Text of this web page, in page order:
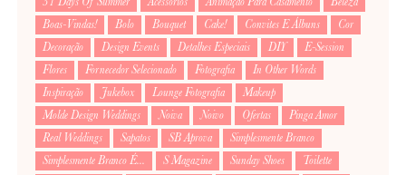
Boas-Vindas!
Bolo Bouquet Cake! Convites E Álbuns
Cor
Decoração
Design Events Detalhes Especiais DIY
E-Session
Flores
Fornecedor Selecionado Fotografia
In Other Words
Inspiração
Jukebox Lounge Fotografia
Makeup
Molde Design Weddings
Noiva Noivo Ofertas
Pinga Amor
Real Weddings
Sapatos SB Aprova
Simplesmente Branco
Simplesmente Branco É...
S Magazine Sunday Shoes
Toilette